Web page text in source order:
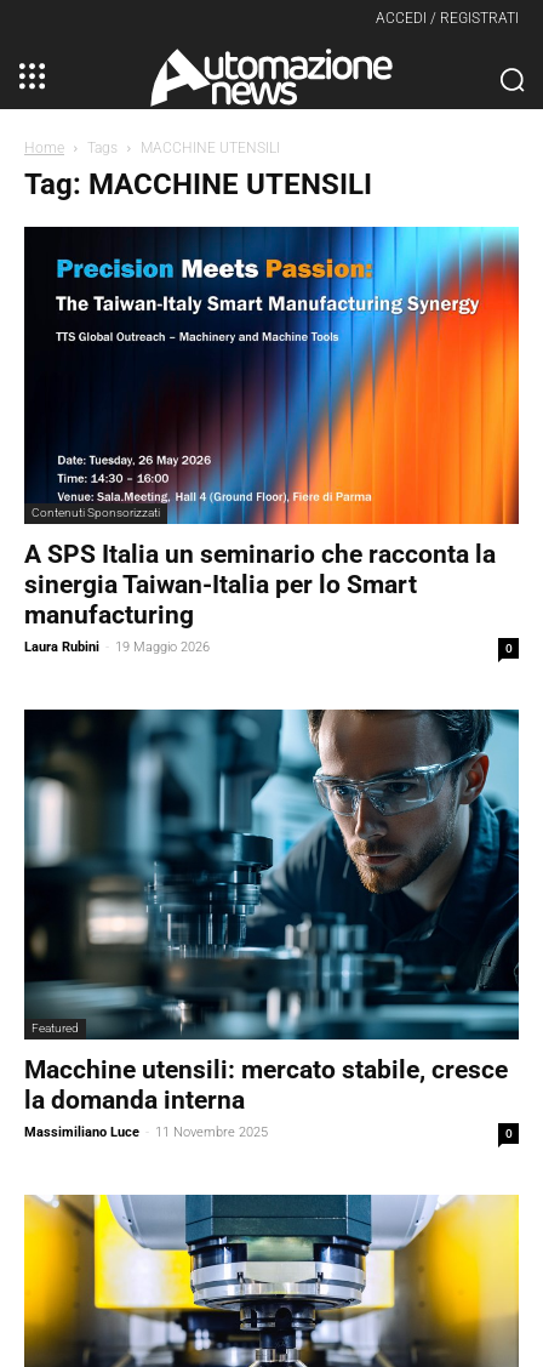
ACCEDI / REGISTRATI
Home Tags MACCHINE UTENSILI
Tag: MACCHINE UTENSILI
Contenuti Sponsorizzati
A SPS Italia un seminario che racconta la
sinergia Taiwan-Italia per lo Smart
manufacturing
Laura Rubini - 19 Maggio 2026 0
Featured
Macchine utensili: mercato stabile, cresce
la domanda interna
Massimiliano Luce - 11 Novembre 2025 0